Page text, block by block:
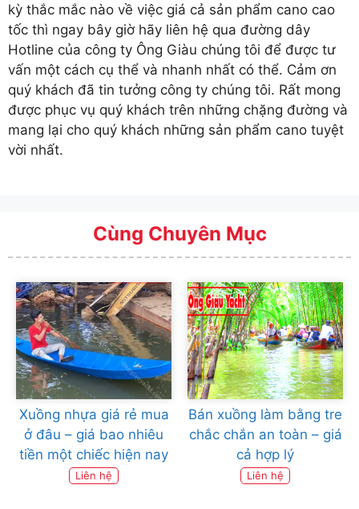
kỳ thắc mắc nào về việc giá cả sản phẩm cano cao
tốc thì ngay bây giờ hãy liên hệ qua đường dây
Hotline của công ty Ông Giàu chúng tôi để được tư
vấn một cách cụ thể và nhanh nhất có thể. Cảm ơn
quý khách đã tin tưởng công ty chúng tôi. Rất mong
được phục vụ quý khách trên những chặng đường và
mang lại cho quý khách những sản phẩm cano tuyệt
vời nhất.
Cùng Chuyên Mục
Xuồng nhựa giá rẻ mua
ở đâu – giá bao nhiêu
tiền một chiếc hiện nay
Liên hệ
Bán xuồng làm bằng tre
chắc chắn an toàn – giá
cả hợp lý
Liên hệ